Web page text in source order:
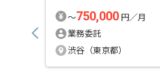
〜750,000 円／月
業務委託
渋谷（東京都）